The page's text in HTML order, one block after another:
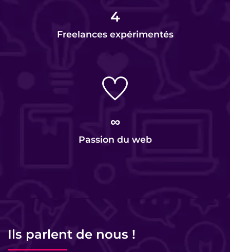
4
Freelances expérimentés
∞
Passion du web
Ils parlent de nous !